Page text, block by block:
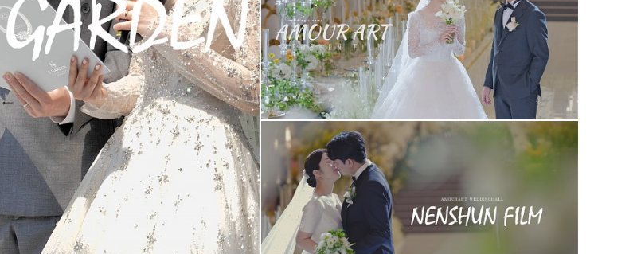
S가든웨딩홀
아모르아트웨딩홀 아모르홀
아모르아트웨딩컨벤션 아모르홀1인3캠